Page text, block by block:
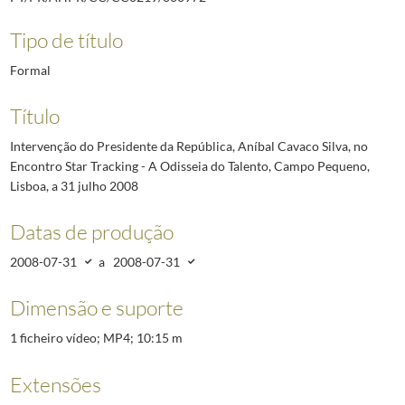
Tipo de título
Formal
Título
Intervenção do Presidente da República, Aníbal Cavaco Silva, no
Encontro Star Tracking - A Odisseia do Talento, Campo Pequeno,
Lisboa, a 31 julho 2008
Datas de produção
2008-07-31 a 2008-07-31
Dimensão e suporte
1 ficheiro vídeo; MP4; 10:15 m
Extensões